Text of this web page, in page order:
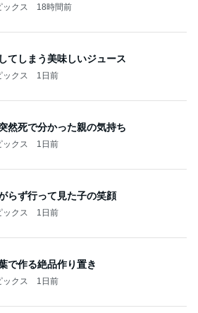
クス 18時間前
てしまう美味しいジュース
クス 1日前
然死で分かった親の気持ち
クス 1日前
らず行って見た子の笑顔
クス 1日前
で作る絶品作り置き
クス 1日前